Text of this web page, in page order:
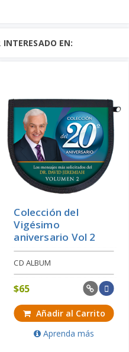
EN:
Colección del
Vigésimo
aniversario Vol 2
CD ALBUM
$65
Añadir al Carrito
Aprenda más